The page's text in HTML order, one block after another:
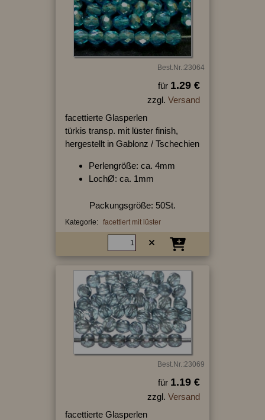
Best.Nr.:23064
für 1.29 €
zzgl. Versand
facettierte Glasperlen
türkis transp. mit lüster finish,
hergestellt in Gablonz / Tschechien
Perlengröße: ca. 4mm
LochØ: ca. 1mm
Packungsgröße: 50St.
Kategorie: facettiert mit lüster
Best.Nr.:23069
für 1.19 €
zzgl. Versand
facettierte Glasperlen